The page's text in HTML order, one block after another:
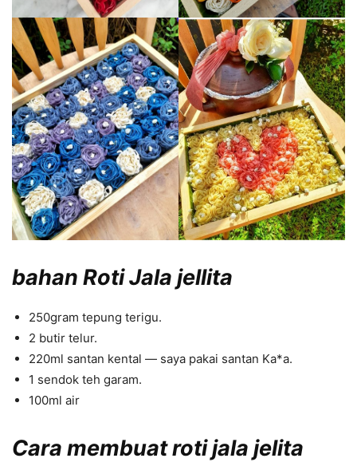
bahan Roti Jala jellita
250gram tepung terigu.
2 butir telur.
220ml santan kental — saya pakai santan Ka*a.
1 sendok teh garam.
100ml air
Cara membuat roti jala jelita